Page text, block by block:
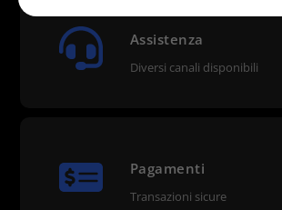
Assistenza
Diversi canali disponibili
Pagamenti
Transazioni sicure